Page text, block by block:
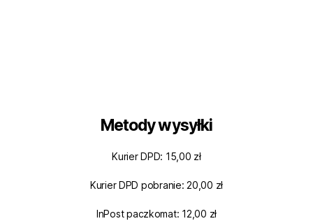
Metody wysyłki
Kurier DPD: 15,00 zł
Kurier DPD pobranie: 20,00 zł
InPost paczkomat: 12,00 zł